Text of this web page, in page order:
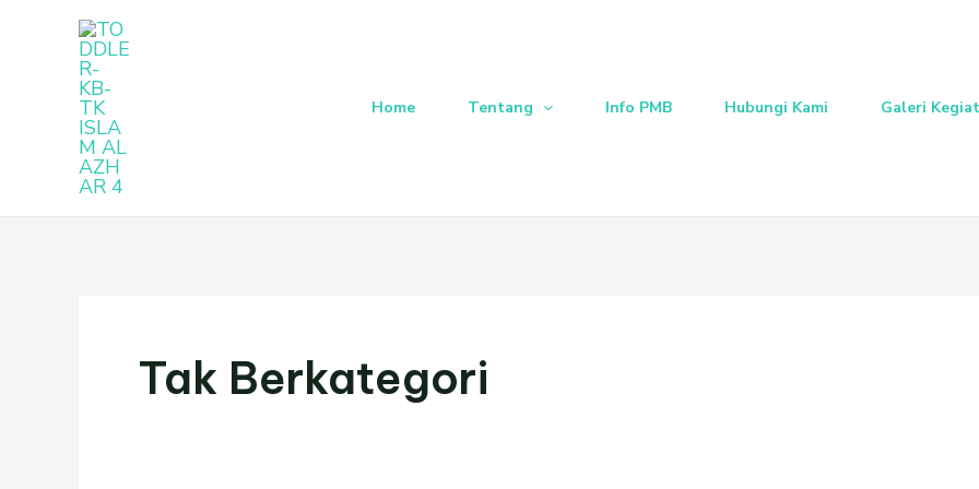
Home Tentang Info PMB Hubungi Kami Galeri
Tak Berkategori
Post
pagination